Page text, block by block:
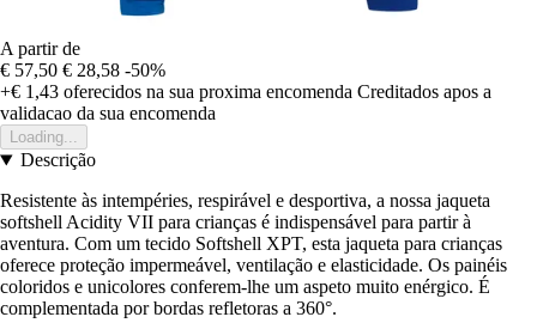
A partir de
€ 57,50 € 28,58 -50%
+€ 1,43 oferecidos na sua proxima encomenda Creditados apos a
validacao da sua encomenda
Loading...
Descrição
Resistente às intempéries, respirável e desportiva, a nossa jaqueta
softshell Acidity VII para crianças é indispensável para partir à
aventura. Com um tecido Softshell XPT, esta jaqueta para crianças
oferece proteção impermeável, ventilação e elasticidade. Os painéis
coloridos e unicolores conferem-lhe um aspeto muito enérgico. É
complementada por bordas refletoras a 360°.